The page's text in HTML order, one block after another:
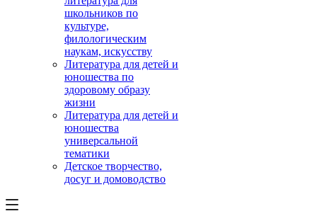
школьников по
культуре,
филологическим
наукам, искусству
Литература для детей и
юношества по
здоровому образу
жизни
Литература для детей и
юношества
универсальной
тематики
Детское творчество,
досуг и домоводство